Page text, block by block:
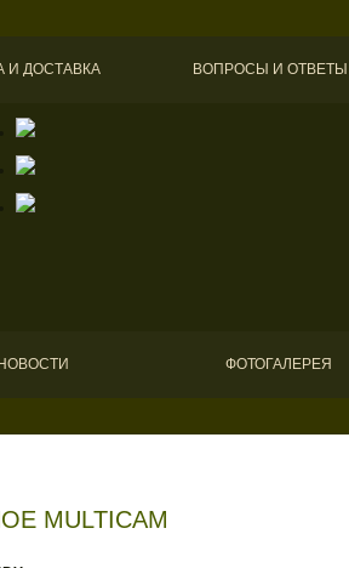
И ДОСТАВКА ВОПРОСЫ И ОТВЕТЫ
НОВОСТИ ФОТОГАЛЕРЕЯ
MULTICAM